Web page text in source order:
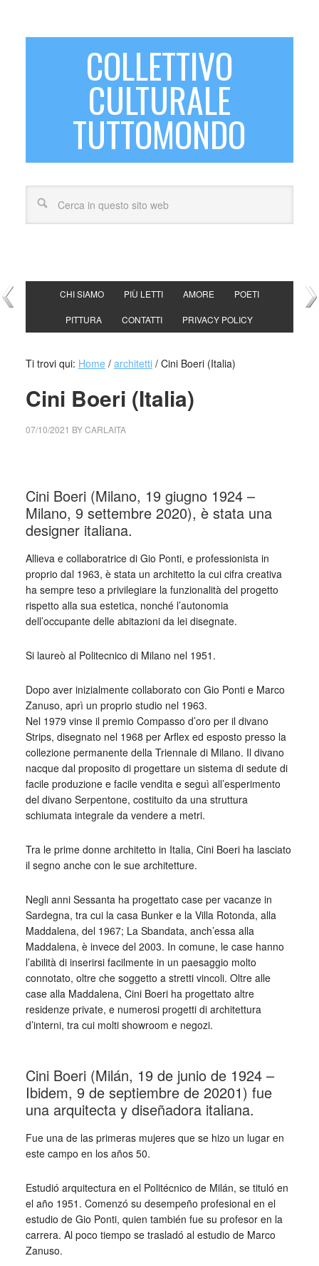
COLLETTIVO
CULTURALE
TUTTOMONDO
CHI SIAMO PIÙ LETTI AMORE POETI
PITTURA CONTATTI PRIVACY POLICY
Ti trovi qui: Home / architetti /Cini Boeri (Italia)
Cini Boeri (Italia)
07/10/2021 BYCARLAITA
Cini Boeri (Milano, 19 giugno 1924 –
Milano, 9 settembre 2020), è stata una
designer italiana.
Allieva e collaboratrice di Gio Ponti, e professionista in
proprio dal 1963, è stata un architetto la cui cifra creativa
ha sempre teso a privilegiare la funzionalità del progetto
rispetto alla sua estetica, nonché l’autonomia
dell’occupante delle abitazioni da lei disegnate.
Si laureò al Politecnico di Milano nel 1951.
Dopo aver inizialmente collaborato con Gio Ponti e Marco
Zanuso, aprì un proprio studio nel 1963.
Nel 1979 vinse il premio Compasso d’oro per il divano
Strips, disegnato nel 1968 per Arflex ed esposto presso la
collezione permanente della Triennale di Milano. Il divano
nacque dal proposito di progettare un sistema di sedute di
facile produzione e facile vendita e seguì all’esperimento
del divano Serpentone, costituito da una struttura
schiumata integrale da vendere a metri.
Tra le prime donne architetto in Italia, Cini Boeri ha lasciato
il segno anche con le sue architetture.
Negli anni Sessanta ha progettato case per vacanze in
Sardegna, tra cui la casa Bunker e la Villa Rotonda, alla
Maddalena, del 1967; La Sbandata, anch’essa alla
Maddalena, è invece del 2003. In comune, le case hanno
l’abilità di inserirsi facilmente in un paesaggio molto
connotato, oltre che soggetto a stretti vincoli. Oltre alle
case alla Maddalena, Cini Boeri ha progettato altre
residenze private, e numerosi progetti di architettura
d’interni, tra cui molti showroom e negozi.
Cini Boeri (Milán, 19 de junio de 1924 –
Ibidem, 9 de septiembre de 20201​) fue
una arquitecta y diseñadora italiana.
Fue una de las primeras mujeres que se hizo un lugar en
este campo en los años 50.
Estudió arquitectura en el Politécnico de Milán, se tituló en
el año 1951. Comenzó su desempeño profesional en el
estudio de Gio Ponti, quien también fue su profesor en la
carrera. Al poco tiempo se trasladó al estudio de Marco
Zanuso.